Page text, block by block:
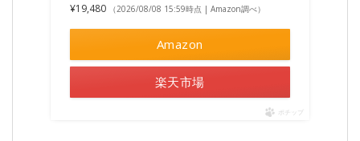
¥19,480
（2026/08/08 15:59時点 | Amazon調べ）
Amazon
楽天市場
ポチップ